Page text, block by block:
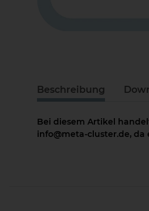
Beschreibung
Bei diesem Artikel
info@meta-cluster.de,